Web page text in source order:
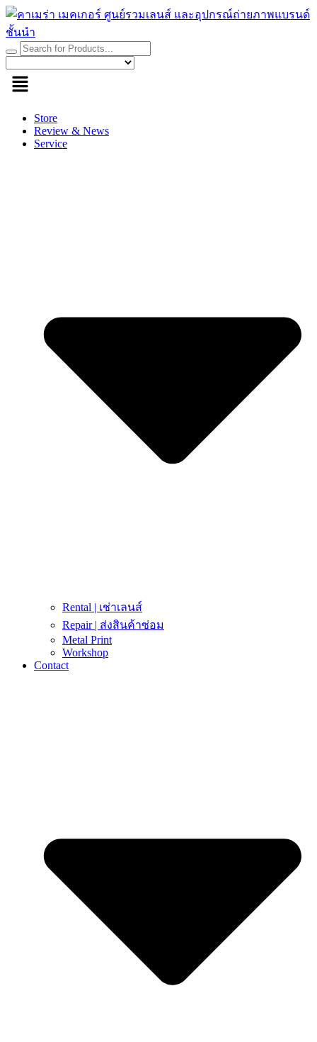
Skip
to
content
Store
Review & News
Service
Rental | เช่าเลนส์
Repair | ส่งสินค้าซ่อม
Metal Print
Workshop
Contact